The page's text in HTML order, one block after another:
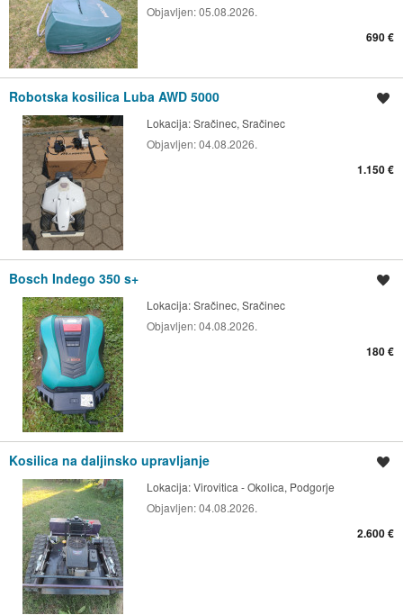
Objavljen:05.08.2026.
690 €
Robotska kosilica Luba AWD 5000
Lokacija:Sračinec, Sračinec
Objavljen:04.08.2026.
1.150 €
Bosch Indego 350 s+
Lokacija:Sračinec, Sračinec
Objavljen:04.08.2026.
180 €
Kosilica na daljinsko upravljanje
Lokacija:Virovitica - Okolica, Podgorje
Objavljen:04.08.2026.
2.600 €